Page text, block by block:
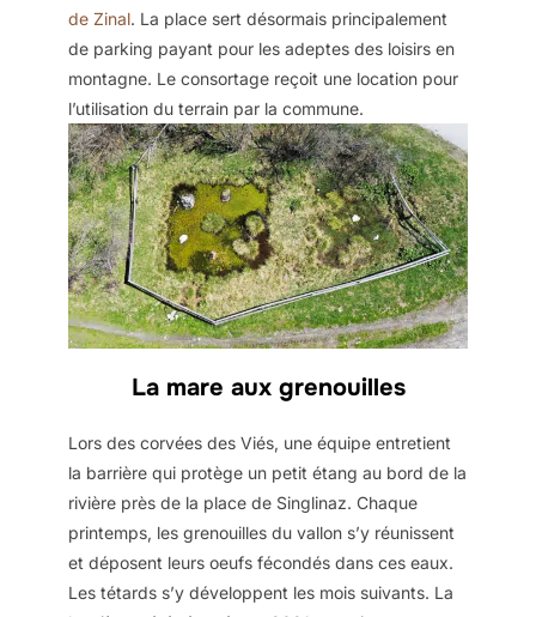
de Zinal. La place sert désormais principalement
de parking payant pour les adeptes des loisirs en
montagne. Le consortage reçoit une location pour
l’utilisation du terrain par la commune.
La mare aux grenouilles
Lors des corvées des Viés, une équipe entretient
la barrière qui protège un petit étang au bord de la
rivière près de la place de Singlinaz. Chaque
printemps, les grenouilles du vallon s’y réunissent
et déposent leurs oeufs fécondés dans ces eaux.
Les tétards s’y développent les mois suivants. La